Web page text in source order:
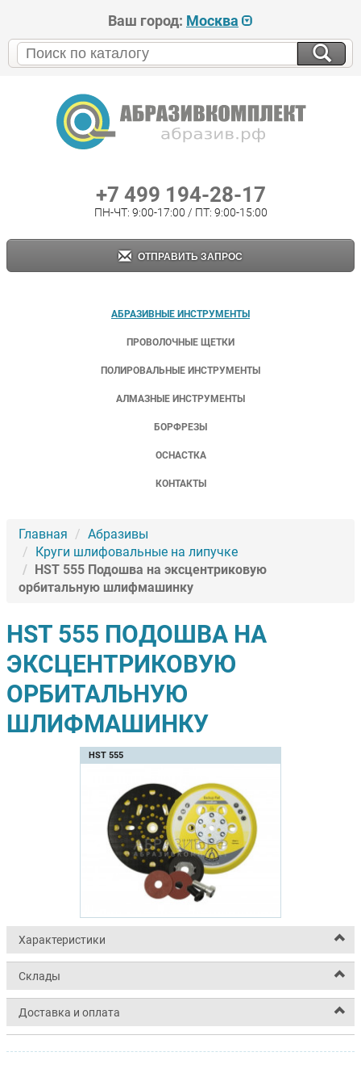
Ваш город: Москва
+7 499 194-28-17
ПН-ЧТ: 9:00-17:00 / ПТ: 9:00-15:00
ОТПРАВИТЬ ЗАПРОС
АБРАЗИВНЫЕ ИНСТРУМЕНТЫ
ПРОВОЛОЧНЫЕ ЩЕТКИ
ПОЛИРОВАЛЬНЫЕ ИНСТРУМЕНТЫ
АЛМАЗНЫЕ ИНСТРУМЕНТЫ
БОРФРЕЗЫ
ОСНАСТКА
КОНТАКТЫ
Главная
Абразивы
Круги шлифовальные на липучке
HST 555 Подошва на эксцентриковую
орбитальную шлифмашинку
HST 555 ПОДОШВА НА
ЭКСЦЕНТРИКОВУЮ
ОРБИТАЛЬНУЮ
ШЛИФМАШИНКУ
HST 555
Характеристики
Склады
Доставка и оплата